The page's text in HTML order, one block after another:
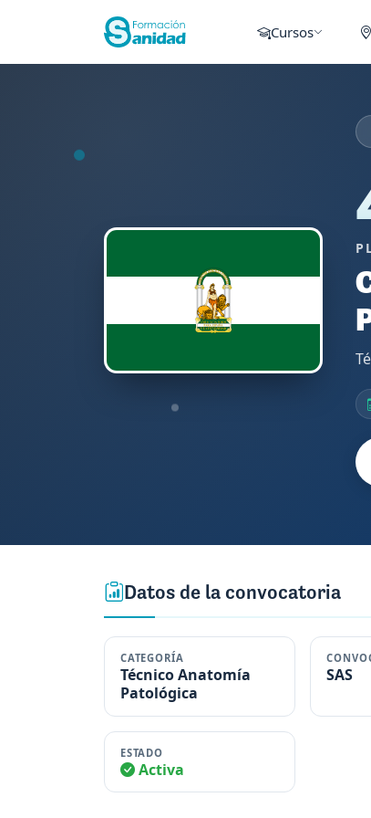
Cursos
Datos de la convocatoria
CATEGORÍA
Técnico Anatomía
Patológica
SAS
ESTADO
Activa